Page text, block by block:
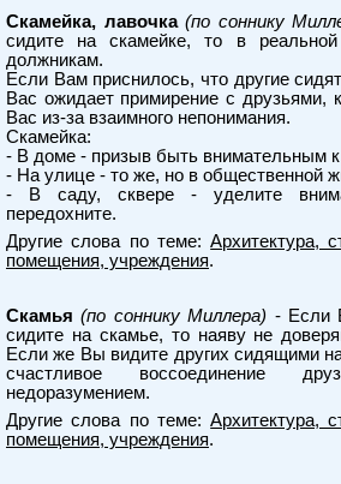
Скамейка, лавочка (по соннику
сидите на скамейке, то в
должникам.
Если Вам приснилось, что другие
Вас ожидает примирение с друзьями,
Вас из-за взаимного непонимания.
Скамейка:
- В доме - призыв быть внимательным
- На улице - то же, но в общественной
- В саду, сквере - уделите
передохните.
Другие слова по теме:Архитектура,
помещения, учреждения.
Скамья (по соннику Миллера) - Если
сидите на скамье, то наяву не
Если же Вы видите других сидящими
счастливое воссоединение
недоразумением.
Другие слова по теме:Архитектура,
помещения, учреждения.